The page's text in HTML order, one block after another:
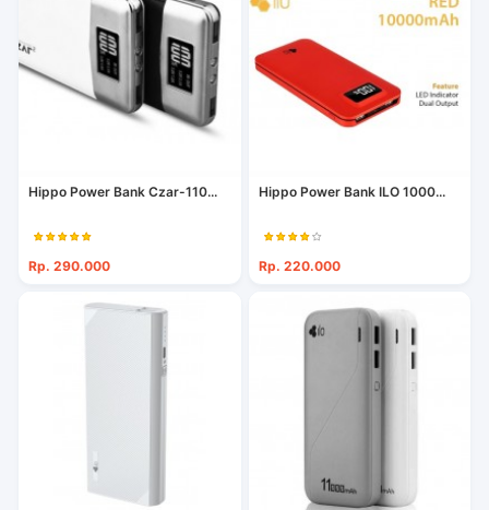
Hippo Power Bank Czar-110...
Rp. 290.000
Hippo Power Bank ILO 1000...
Rp. 220.000